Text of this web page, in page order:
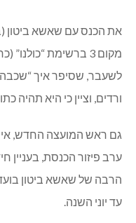
את הכנס עם שאשא ביטון
מקום 3 ברשימת
לשעבר, שסיפר איך
ורדים, וציין כי היא תהיה
גם ראש המועצה החדש,
ערב פיזור הכנסת,
הרבה של שאשא ביטון
עד יוני השנה.